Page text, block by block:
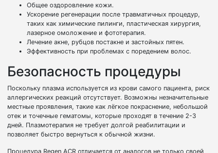
Общее оздоровление кожи.
Ускорение регенерации после травматичных процедур,
таких как химические пилинги, пластическая хирургия,
лазерное омоложение и фототерапия.
Лечение акне, рубцов постакне и застойных пятен.
Эффективность при проблемах с поредением волос.
Безопасность процедуры
Поскольку плазма используется из крови самого пациента, риск
аллергических реакций отсутствует. Возможны незначительные
местные проявления, такие как лёгкое покраснение, небольшой
отек и точечные гематомы, которые проходят в течение 2-3
дней. Плазмотерапия не требует долгой реабилитации и
позволяет быстро вернуться к обычной жизни.
Процедура Regen ACR отличается от аналогов не только своей